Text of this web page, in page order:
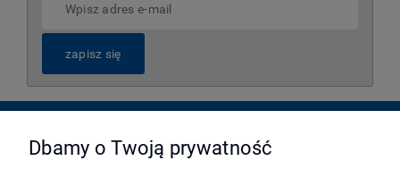
zapisz się
Pomoc
Dbamy o Twoją prywatność